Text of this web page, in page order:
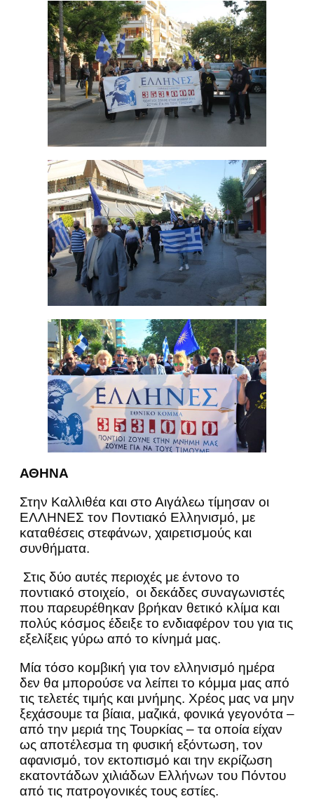
ΑΘΗΝΑ
Στην Καλλιθέα και στο Αιγάλεω τίμησαν οι
ΕΛΛΗΝΕΣ τον Ποντιακό Ελληνισμό, με
καταθέσεις στεφάνων, χαιρετισμούς και
συνθήματα.
Στις δύο αυτές περιοχές με έντονο το
ποντιακό στοιχείο, οι δεκάδες συναγωνιστές
που παρευρέθηκαν βρήκαν θετικό κλίμα και
πολύς κόσμος έδειξε το ενδιαφέρον του για τις
εξελίξεις γύρω από το κίνημά μας.
Μία τόσο κομβική για τον ελληνισμό ημέρα
δεν θα μπορούσε να λείπει το κόμμα μας από
τις τελετές τιμής και μνήμης. Χρέος μας να μην
ξεχάσουμε τα βίαια, μαζικά, φονικά γεγονότα –
από την μεριά της Τουρκίας – τα οποία είχαν
ως αποτέλεσμα τη φυσική εξόντωση, τον
αφανισμό, τον εκτοπισμό και την εκρίζωση
εκατοντάδων χιλιάδων Ελλήνων του Πόντου
από τις πατρογονικές τους εστίες.